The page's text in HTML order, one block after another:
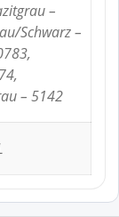
–
Schwarz –
– 5142